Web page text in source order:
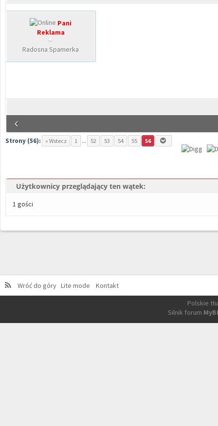
Pani
Reklama
Radosna Spamerka
Strony (56): « Wstecz 1 ... 52 53 54 55 56
Użytkownicy przeglądający ten wątek:
1 gości
Wróć do góry Lite mode
Kontakt
Polskie
Silnik forum